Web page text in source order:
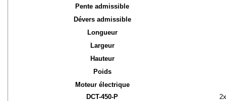
Pente admissible
Dévers admissible
Longueur
Largeur
Hauteur
Poids
Moteur électrique
DCT-450-P